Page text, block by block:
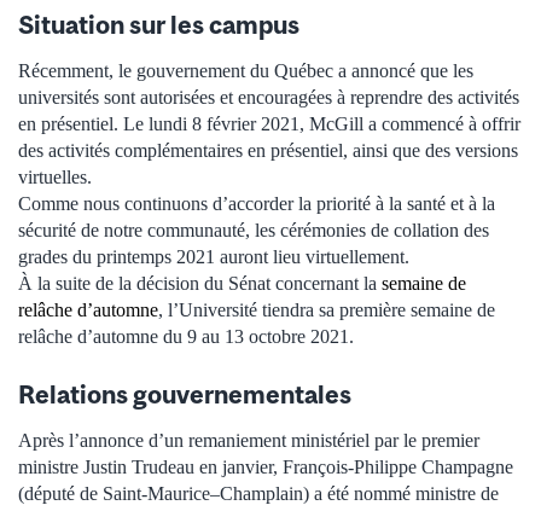
Situation sur les campus
Récemment, le gouvernement du Québec a annoncé que les
universités sont autorisées et encouragées à reprendre des activités
en présentiel. Le lundi 8 février 2021, McGill a commencé à offrir
des activités complémentaires en présentiel, ainsi que des versions
virtuelles.
Comme nous continuons d’accorder la priorité à la santé et à la
sécurité de notre communauté, les cérémonies de collation des
grades du printemps 2021 auront lieu virtuellement.
À la suite de la décision du Sénat concernant la semaine de
relâche d’automne, l’Université tiendra sa première semaine de
relâche d’automne du 9 au 13 octobre 2021.
Relations gouvernementales
Après l’annonce d’un remaniement ministériel par le premier
ministre Justin Trudeau en janvier, François-Philippe Champagne
(député de Saint-Maurice–Champlain) a été nommé ministre de